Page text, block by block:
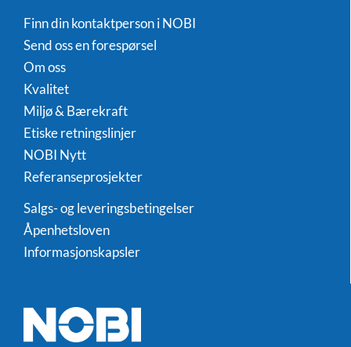
Finn din kontaktperson i NOBI
Send oss en forespørsel
Om oss
Kvalitet
Miljø & Bærekraft
Etiske retningslinjer
NOBI Nytt
Referanseprosjekter
Salgs- og leveringsbetingelser
Åpenhetsloven
Informasjonskapsler